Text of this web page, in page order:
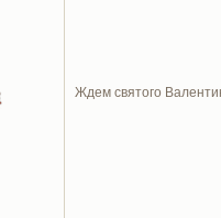
Ждем святого